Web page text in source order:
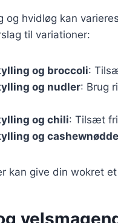
og hvidløg kan
til variationer:
og broccoli:
og nudler: Brug
og chili: Tilsæt
og
kan give din wokret